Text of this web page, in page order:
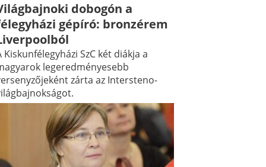
dobogón a
gépíró: bronzérem
Kiskunfélegyházi SzC két diákja a
legeredményesebb
zárta az Intersteno-